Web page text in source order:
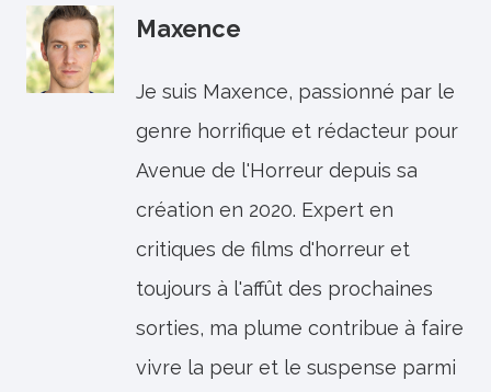
Maxence
Je suis Maxence, passionné par le
genre horrifique et rédacteur pour
Avenue de l'Horreur depuis sa
création en 2020. Expert en
critiques de films d'horreur et
toujours à l'affût des prochaines
sorties, ma plume contribue à faire
vivre la peur et le suspense parmi